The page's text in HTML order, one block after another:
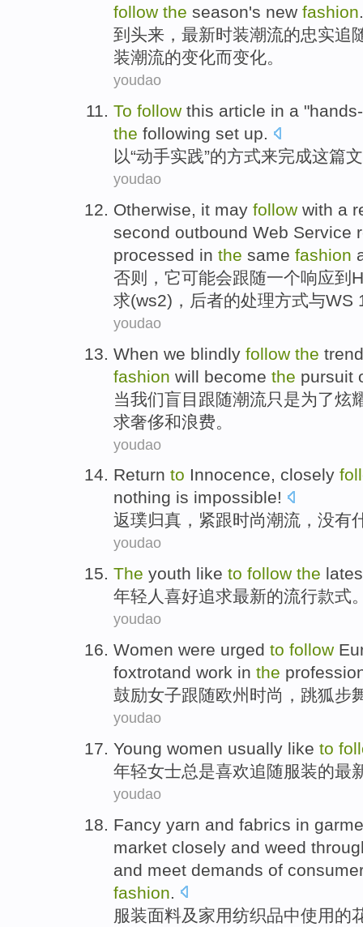
follow the season's new fashion
到头来，最新时装潮流的忠实追
装潮流的变化而变化。
youdao
To follow this article in a "
the following set up.
以“动手实践”的方式来完成这篇
youdao
Otherwise, it may follow with a
second outbound Web Service
processed in the same fashion
否则
， 它可能会跟随一个响应到
求(ws2)，后者的处理方式与WS
youdao
When we blindly follow the trend
fashion will become the pursuit
当我们盲目 跟随潮流 只是为了炫
求奢侈和浪费 。
youdao
Return to Innocence, closely
nothing is impossible!
返璞归真 ， 紧跟时尚潮流 ， 没有
youdao
The youth like to follow the
年轻人 喜好追求最新的流行款式
youdao
Women were urged to follow
foxtrotand work in the
鼓励女子跟随欧州 时尚 ， 跳狐步
youdao
Young women usually like to
年轻女士总是喜欢追随服装的最
youdao
Fancy yarn and fabrics in
market closely and weed
and meet demands of
fashion
服装面料及 家用纺织品中使用的